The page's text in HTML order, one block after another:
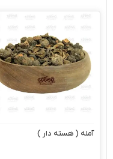
آمله ( هسته دار )